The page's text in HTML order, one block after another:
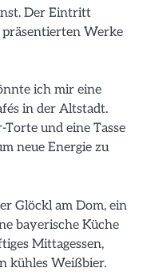
Der Eintritt
Werke
ich mir eine
in der Altstadt.
Torte und eine Tasse
neue Energie zu
Glöckl am Dom, ein
bayerische Küche
Mittagessen,
kühles Weißbier.